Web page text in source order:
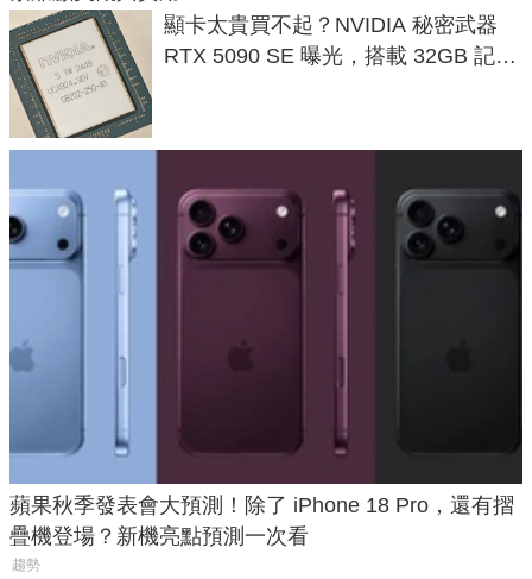
顯卡太貴買不起？NVIDIA 秘密武器
RTX 5090 SE 曝光，搭載 32GB 記憶
蘋果秋季發表會大預測！除了 iPhone 18 Pro，還有摺
疊機登場？新機亮點預測一次看
趨勢